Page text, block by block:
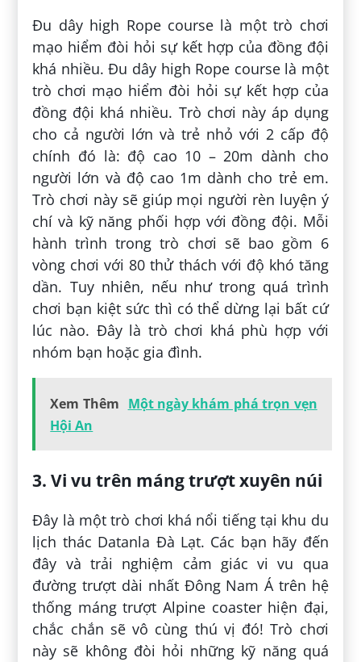
Đu dây high Rope course là một trò chơi
mạo hiểm đòi hỏi sự kết hợp của đồng đội
khá nhiều. Đu dây high Rope course là một
trò chơi mạo hiểm đòi hỏi sự kết hợp của
đồng đội khá nhiều. Trò chơi này áp dụng
cho cả người lớn và trẻ nhỏ với 2 cấp độ
chính đó là: độ cao 10 – 20m dành cho
người lớn và độ cao 1m dành cho trẻ em.
Trò chơi này sẽ giúp mọi người rèn luyện ý
chí và kỹ năng phối hợp với đồng đội. Mỗi
hành trình trong trò chơi sẽ bao gồm 6
vòng chơi với 80 thử thách với độ khó tăng
dần. Tuy nhiên, nếu như trong quá trình
chơi bạn kiệt sức thì có thể dừng lại bất cứ
lúc nào. Đây là trò chơi khá phù hợp với
nhóm bạn hoặc gia đình.
Xem Thêm Một ngày khám phá trọn vẹn
Hội An
3. Vi vu trên máng trượt xuyên núi
Đây là một trò chơi khá nổi tiếng tại khu du
lịch thác Datanla Đà Lạt. Các bạn hãy đến
đây và trải nghiệm cảm giác vi vu qua
đường trượt dài nhất Đông Nam Á trên hệ
thống máng trượt Alpine coaster hiện đại,
chắc chắn sẽ vô cùng thú vị đó! Trò chơi
này sẽ không đòi hỏi những kỹ năng quá